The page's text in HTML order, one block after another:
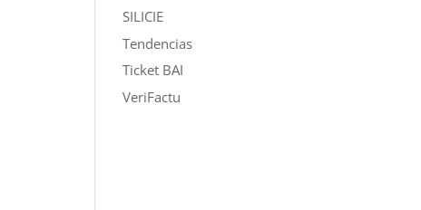
SILICIE
Tendencias
Ticket BAI
VeriFactu